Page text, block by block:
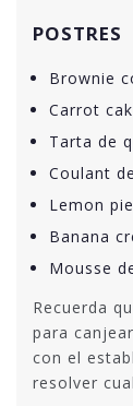
POSTRES
Brownie
Carrot
Tarta de
Coulant
Lemon pie
Banana
Mousse
Recuerda
para
con el
resolver